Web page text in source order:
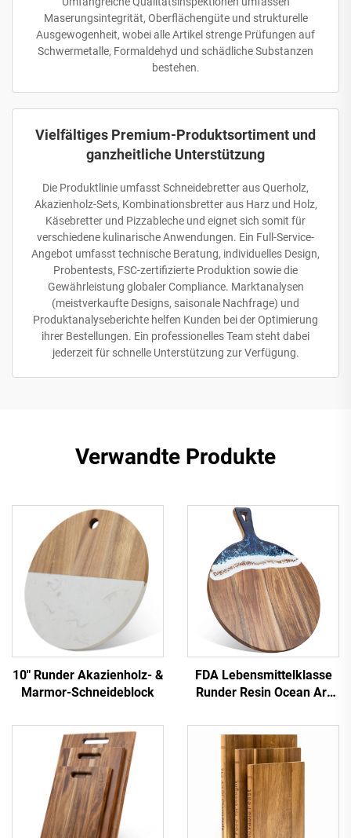
Maserungsintegrität, Oberflächengüte und strukturelle
Ausgewogenheit, wobei alle Artikel strenge Prüfungen auf
Schwermetalle, Formaldehyd und schädliche Substanzen
bestehen.
Vielfältiges Premium-Produktsortiment und
ganzheitliche Unterstützung
Die Produktlinie umfasst Schneidebretter aus Querholz,
Akazienholz-Sets, Kombinationsbretter aus Harz und Holz,
Käsebretter und Pizzableche und eignet sich somit für
verschiedene kulinarische Anwendungen. Ein Full-Service-
Angebot umfasst technische Beratung, individuelles Design,
Probentests, FSC-zertifizierte Produktion sowie die
Gewährleistung globaler Compliance. Marktanalysen
(meistverkaufte Designs, saisonale Nachfrage) und
Produktanalyseberichte helfen Kunden bei der Optimierung
ihrer Bestellungen. Ein professionelles Team steht dabei
jederzeit für schnelle Unterstützung zur Verfügung.
Verwandte Produkte
10" Runder Akazienholz- &
Marmor-Schneideblock
FDA Lebensmittelklasse
Runder Resin Ocean Art